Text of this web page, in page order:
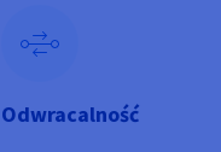
Odwracalność